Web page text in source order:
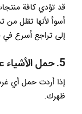
قد تؤدي كافة
أسوأ لأنها تقلل
إلى تراجع أسرع
5. حمل الأشياء على نحو خاطئ
إذا أردت حمل أي
ظهرك.